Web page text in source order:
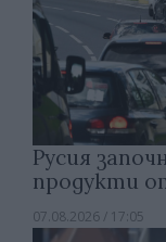
Русия
продукти
07.08.2026 / 17:05